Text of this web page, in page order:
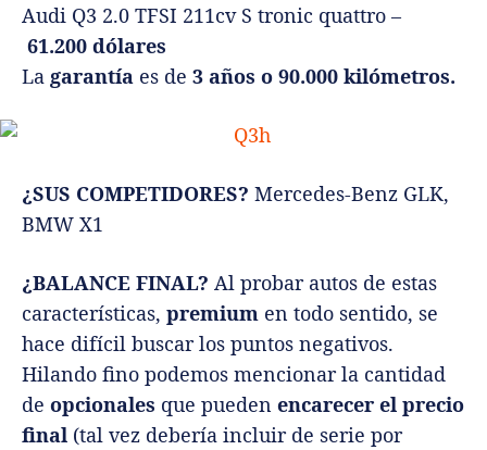
Audi Q3 2.0 TFSI 211cv S tronic quattro –
61.200 dólares
La garantía es de 3 años o 90.000 kilómetros.
¿SUS COMPETIDORES? Mercedes-Benz GLK,
BMW X1
¿BALANCE FINAL? Al probar autos de estas
características, premium en todo sentido, se
hace difícil buscar los puntos negativos.
Hilando fino podemos mencionar la cantidad
de opcionales que pueden encarecer el precio
final (tal vez debería incluir de serie por